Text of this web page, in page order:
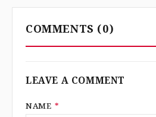
COMMENTS (0)
LEAVE A COMMENT
NAME *